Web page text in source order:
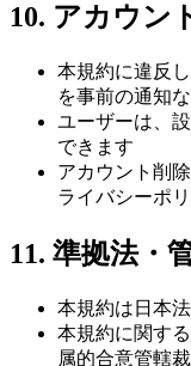
10. アカウン
本規約に違反
を事前の通知
ユーザーは、
できます
アカウント削
ライバシーポ
11. 準拠法・
本規約は日本
本規約に関す
属的合意管轄